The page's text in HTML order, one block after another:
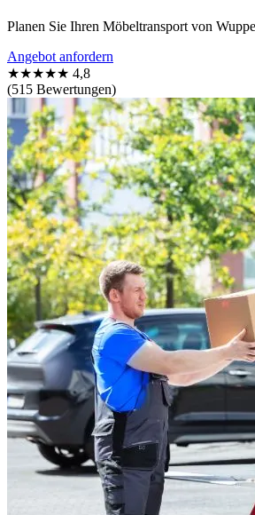
Planen Sie Ihren Möbeltransport von
Angebot anfordern
★★★★★ 4,8
(515 Bewertungen)